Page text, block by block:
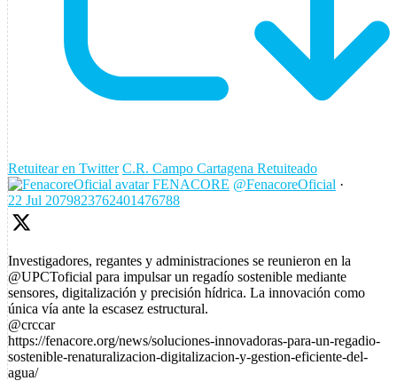
Retuitear en Twitter C.R. Campo Cartagena Retuiteado
FENACORE @FenacoreOficial ·
22 Jul 2079823762401476788
Investigadores, regantes y administraciones se reunieron en la
@UPCToficial para impulsar un regadío sostenible mediante
sensores, digitalización y precisión hídrica. La innovación como
única vía ante la escasez estructural.
@crccar
https://fenacore.org/news/soluciones-innovadoras-para-un-regadio-
sostenible-renaturalizacion-digitalizacion-y-gestion-eficiente-del-
agua/